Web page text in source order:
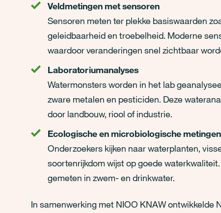
Veldmetingen met sensoren
Sensoren meten ter plekke basiswaarden
geleidbaarheid en troebelheid. Moderne
waardoor veranderingen snel zichtbaar
Laboratoriumanalyses
Watermonsters worden in het lab
zware metalen en pesticiden. Deze
door landbouw, riool of industrie.
Ecologische en microbiologische metingen
Onderzoekers kijken naar waterplanten,
soortenrijkdom wijst op goede
gemeten in zwem- en drinkwater.
In samenwerking met NIOO KNAW ontwikkelde